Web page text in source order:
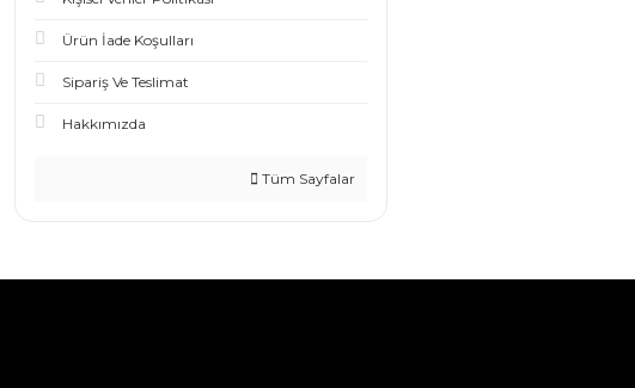
Ürün İade Koşulları
Sipariş Ve Teslimat
Hakkımızda
Tüm Sayfalar